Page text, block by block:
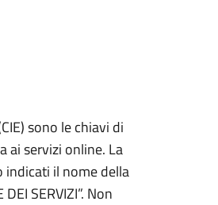
sono le chiavi di
ai servizi online. La
indicati il nome della
SERVIZI”. Non